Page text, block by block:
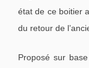
état de ce boitier
du retour de
Proposé sur